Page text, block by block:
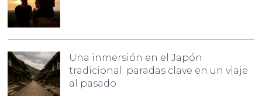
Una inmersión en el Japón
tradicional: paradas clave en un viaje
al pasado